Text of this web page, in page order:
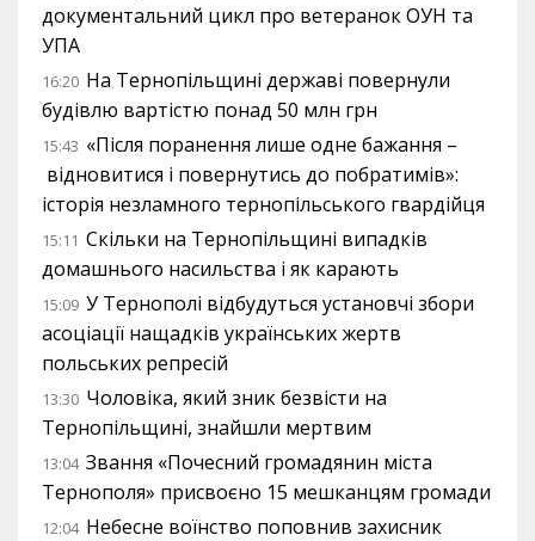
документальний цикл про ветеранок ОУН та
УПА
16:20 На Тернопільщині державі повернули
будівлю вартістю понад 50 млн грн
15:43 «Після поранення лише одне бажання –
відновитися і повернутись до побратимів»:
історія незламного тернопільського гвардійця
15:11 Скільки на Тернопільщині випадків
домашнього насильства і як карають
15:09 У Тернополі відбудуться установчі збори
асоціації нащадків українських жертв
польських репресій
13:30 Чоловіка, який зник безвісти на
Тернопільщині, знайшли мертвим
13:04 Звання «Почесний громадянин міста
Тернополя» присвоєно 15 мешканцям громади
12:04 Небесне воїнство поповнив захисник